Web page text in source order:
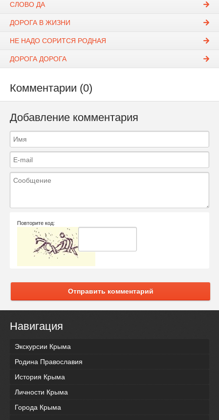
СЛОВО ДА
ДОРОГА В ЖИЗНИ
НЕ НАДО СОРИТСЯ РОДНАЯ
ДОРОГА ДОРОГА
Комментарии (0)
Добавление комментария
Повторите код:
Отправить комментарий
Навигация
Экскурсии Крыма
Родина Православия
История Крыма
Личности Крыма
Города Крыма